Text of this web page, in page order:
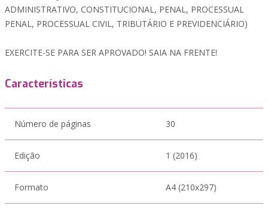
ADMINISTRATIVO, CONSTITUCIONAL, PENAL, PROCESSUAL
PENAL, PROCESSUAL CIVIL, TRIBUTÁRIO E PREVIDENCIÁRIO)
EXERCITE-SE PARA SER APROVADO! SAIA NA FRENTE!
Características
Número de páginas 30
Edição 1 (2016)
Formato A4 (210x297)